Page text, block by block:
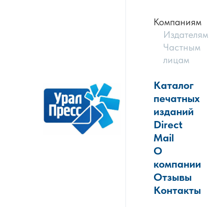
Компаниям
Издателям
Частным
лицам
Каталог
печатных
изданий
Direct
Mail
О
компании
Отзывы
Контакты